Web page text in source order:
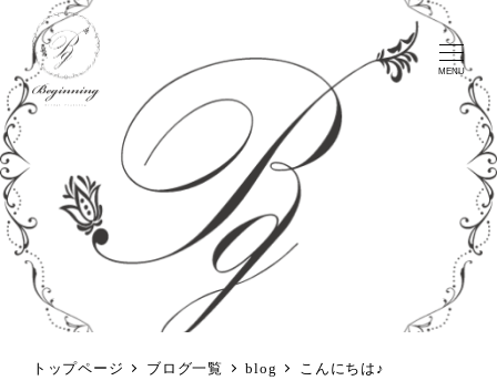
MENU
トップページ ブログ一覧 blog こんにちは♪